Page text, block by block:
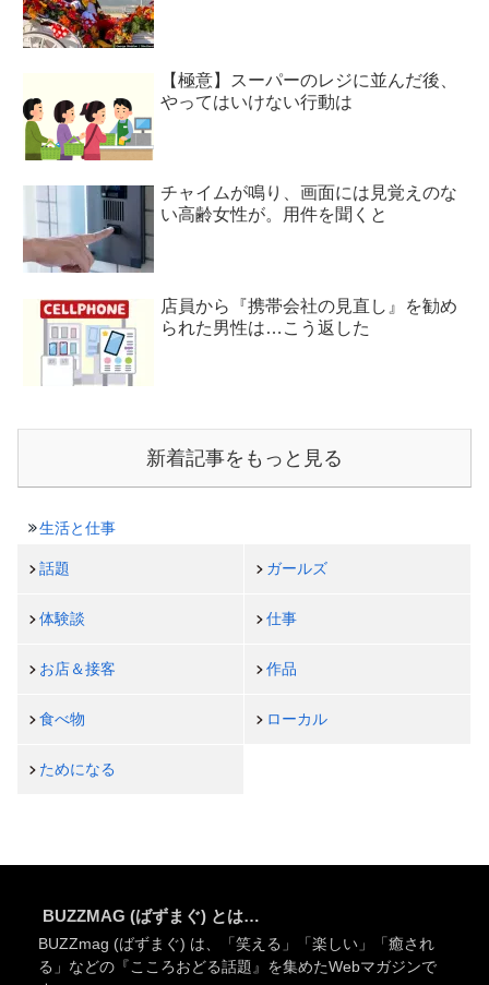
【極意】スーパーのレジに並んだ後、
やってはいけない行動は
チャイムが鳴り、画面には見覚えのな
い高齢女性が。用件を聞くと
店員から『携帯会社の見直し』を勧め
られた男性は…こう返した
新着記事をもっと見る
生活と仕事
話題 ガールズ
体験談 仕事
お店＆接客 作品
食べ物 ローカル
ためになる
BUZZMAG (ばずまぐ) とは…
BUZZmag (ばずまぐ) は、「笑える」「楽しい」「癒され
る」などの『こころおどる話題』を集めたWebマガジンで